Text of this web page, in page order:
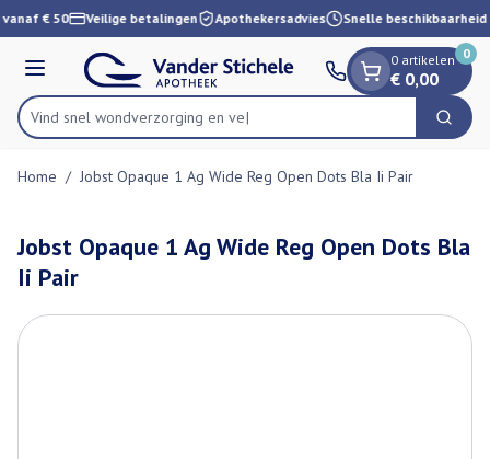
Ga naar de inhoud
1 van 1
€ 50 Veilige betalingen Apothekersadvies Snelle beschikbaarheid
Menu
Product, merk, categorie...
Vind snel wondverzorgi Zoek
0 artikelen
€ 0,00
0
Home / Jobst Opaque 1 Ag Wide Reg Open Dots Bla Ii Pair
Jobst Opaque 1 Ag Wide Reg Open Dots Bla
Ii Pair